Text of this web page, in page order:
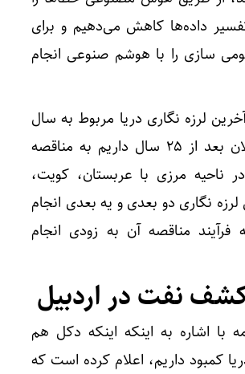
داده‌ها کاهش می‌دهیم و برای
سازی را با هوشم صنوعی انجام
لرزه نگاری دریا مربوط به سال
2000 بوده و الان بعد از 25 سال داریم به مناقصه
در ناحیه مرزی با عربستان، کویت،
لرزه نگاری دو بعدی و یه بعدی انجام
فرآیند مناقصه آن به زودی انجام
نفت در اردبیل
با اشاره به اینکه اینکه دکل هم
کمبود داریم، اعلام کرده است که